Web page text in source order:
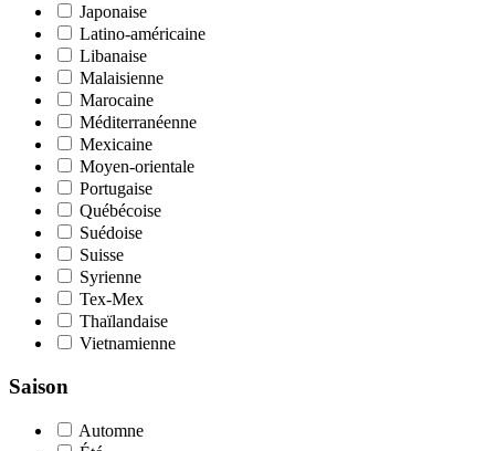
Japonaise
Latino-américaine
Libanaise
Malaisienne
Marocaine
Méditerranéenne
Mexicaine
Moyen-orientale
Portugaise
Québécoise
Suédoise
Suisse
Syrienne
Tex-Mex
Thaïlandaise
Vietnamienne
Saison
Automne